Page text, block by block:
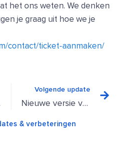
het ons weten. We denken
je graag uit hoe we je
contact/ticket-aanmaken/
Volgende update
Nieuwe versie van de Hoasted Check Chrome extensie beschikbaar
& verbeteringen